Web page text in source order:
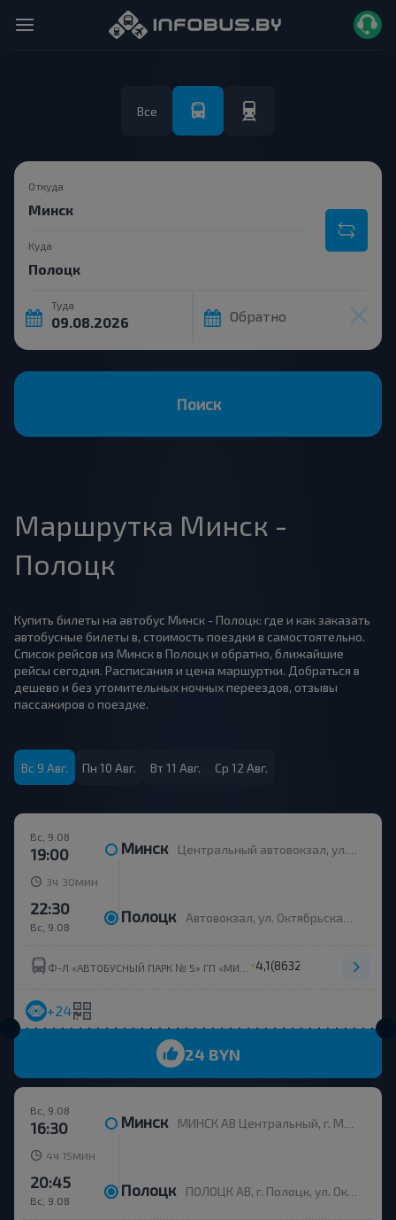
Все
Откуда
Куда
Туда
Обратно
Поиск
Маршрутка Минск -
Полоцк
Купить билеты на автобус Минск - Полоцк: где и как заказать
автобусные билеты в, стоимость поездки в самостоятельно.
Список рейсов из Минск в Полоцк и обратно, ближайшие
рейсы сегодня. Расписания и цена маршуртки. Добраться в
дешево и без утомительных ночных переездов, отзывы
пассажиров о поездке.
Вс 9 Авг. Пн 10 Авг. Вт 11 Авг. Ср 12 Авг.
Вс, 9.08
19:00 Минск Центральный автовокзал, ул. Бобруйская 6
3ч 30 мин
Вс, 9.08
22:30 Полоцк Автовокзал, ул. Октябрьская 40
4,1(8632)
+24
24 BYN
Вс, 9.08
16:30 Минск МИНСК АВ Центральный, г. Минск, ул. Бобруйская, 6
4ч 15 мин
Вс, 9.08
20:45 Полоцк ПОЛОЦК АВ, г. Полоцк, ул. Октябрьская 40, Беларусь